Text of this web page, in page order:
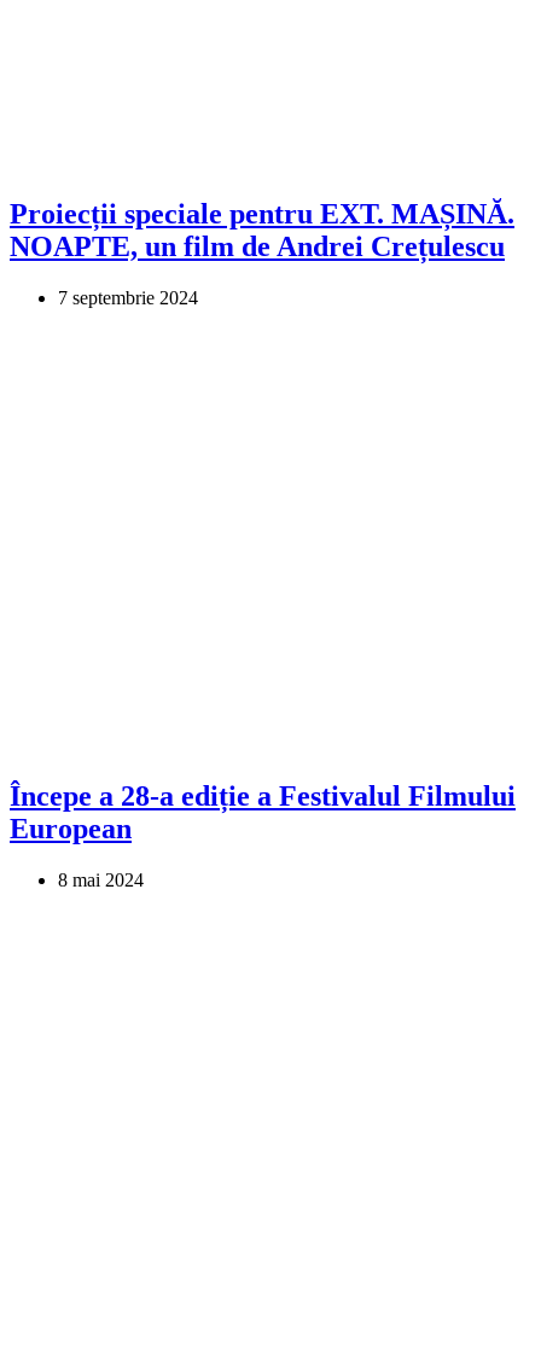
Proiecții speciale pentru EXT. MAȘINĂ.
NOAPTE, un film de Andrei Crețulescu
7 septembrie 2024
Începe a 28-a ediție a Festivalul Filmului
European
8 mai 2024